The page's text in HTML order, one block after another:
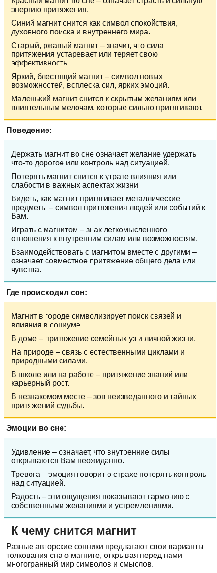
энергию притяжения.
Синий магнит снится как символ спокойствия,
духовного поиска и внутреннего мира.
Старый, ржавый магнит – значит, что сила
притяжения устаревает или теряет свою
эффективность.
Яркий, блестящий магнит – символ новых
возможностей, всплеска сил, ярких эмоций.
Маленький магнит снится к скрытым желаниям или
влиятельным мелочам, которые сильно притягивают.
Поведение:
Держать магнит во сне означает желание удержать
что-то дорогое или контроль над ситуацией.
Потерять магнит снится к утрате влияния или
слабости в важных аспектах жизни.
Видеть, как магнит притягивает металлические
предметы – символ притяжения людей или событий к
Вам.
Играть с магнитом – знак легкомысленного
отношения к внутренним силам или возможностям.
Взаимодействовать с магнитом вместе с другими –
означает совместное притяжение общего дела или
чувства.
Где происходил сон:
Магнит в городе символизирует поиск связей и
влияния в социуме.
В доме – притяжение семейных уз и личной жизни.
На природе – связь с естественными циклами и
природными силами.
В школе или на работе – притяжение знаний или
карьерный рост.
В незнакомом месте – зов неизведанного и тайных
притяжений судьбы.
Эмоции во сне:
Удивление – означает, что внутренние силы
открываются Вам неожиданно.
Тревога – эмоция говорит о страхе потерять контроль
над ситуацией.
Радость – эти ощущения показывают гармонию с
собственными желаниями и устремлениями.
К чему снится магнит
Разные авторские сонники предлагают свои варианты
толкования сна о магните, открывая перед нами
многогранный мир символов и смыслов.